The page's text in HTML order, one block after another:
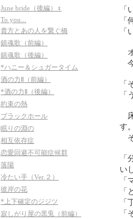
「
す。
い
「
「
「
「
June bride（後編）♀
To you...
貴方とあの人を繋ぐ橋
鎮魂歌（前編）
鎮魂歌（後編）
*ハニー＆シュガータイム
酒の力Ⅱ（前編）
*酒の力Ⅱ（後編）
約束の熱
ブラックホール
眠りの淵の
相互依存症
恋愛回避不可能症候群
落陽
冷たい手（Ver.２）
彼岸の花
*上下確定のジジツ
寂しがり屋の黒兎（前編）